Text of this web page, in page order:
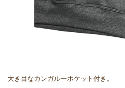
大き目なカンガルーポケット付き。